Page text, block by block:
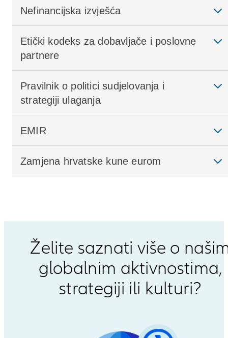
Nefinancijska izvješća
Etički kodeks za dobavljače i poslovne
partnere
Pravilnik o politici sudjelovanja i
strategiji ulaganja
EMIR
Zamjena hrvatske kune eurom
Želite saznati više o
globalnim aktivnostima,
strategiji ili kulturi?